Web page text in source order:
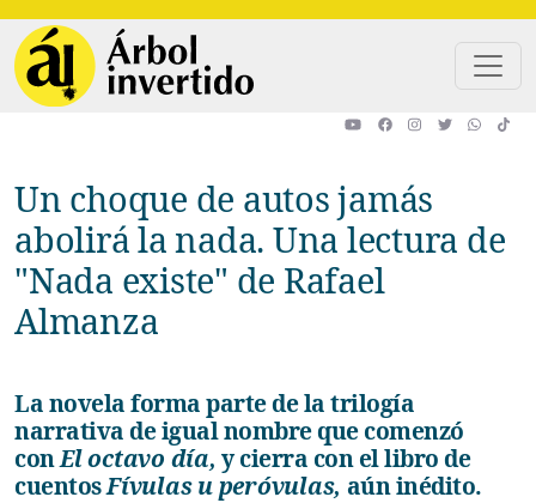
Un choque de autos jamás
abolirá la nada. Una lectura de
"Nada existe" de Rafael
Almanza
La novela forma parte de la trilogía
narrativa de igual nombre que comenzó
conEl octavo día, y cierra con el libro de
cuentosFívulas u peróvulas, aún inédito.